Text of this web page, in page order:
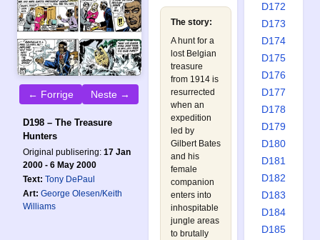
← Forrige Neste →
D198 – The Treasure
Hunters
Original publisering: 17 Jan
2000 - 6 May 2000
Text: Tony DePaul
Art: George Olesen/Keith
Williams
The story:
A hunt for a
lost Belgian
treasure
from 1914 is
resurrected
when an
expedition
led by
Gilbert Bates
and his
female
companion
enters into
inhospitable
jungle areas
to brutally
D172
D173
D174
D175
D176
D177
D178
D179
D180
D181
D182
D183
D184
D185